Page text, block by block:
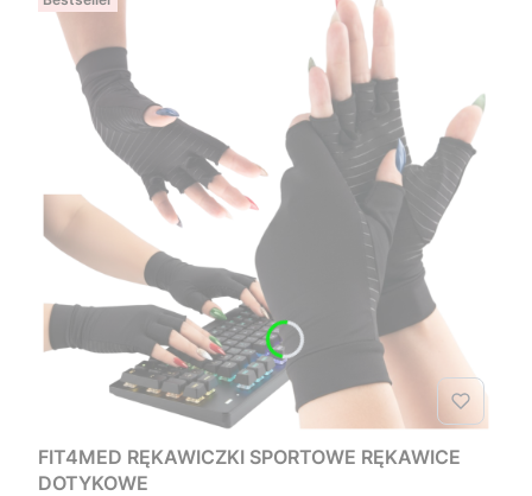
FIT4MED RĘKAWICZKI SPORTOWE RĘKAWICE
DOTYKOWE